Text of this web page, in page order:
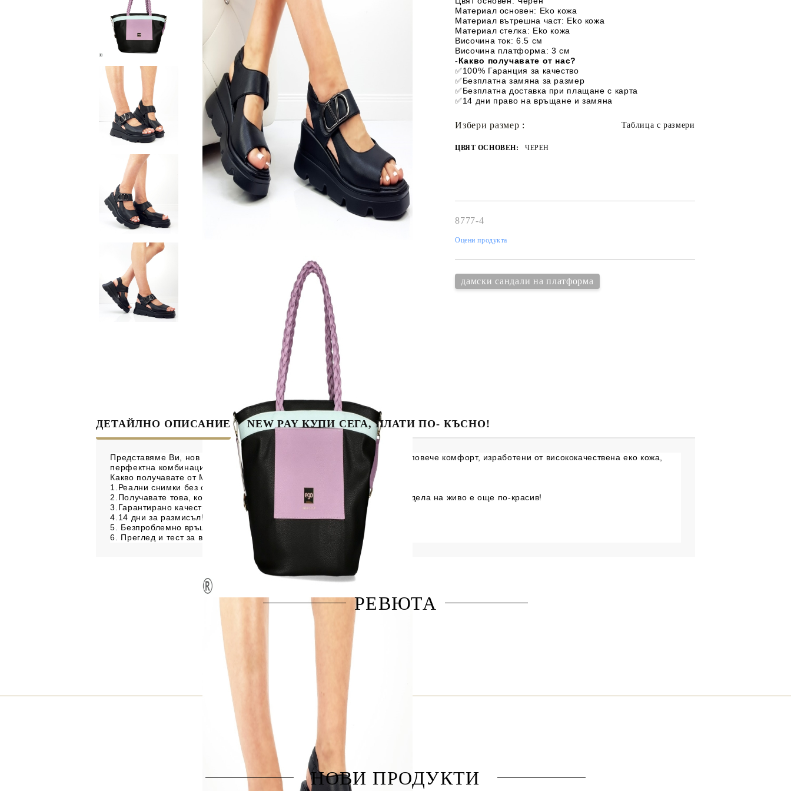
Домашни чехли
Материал основен: Еko кожа
Материал вътрешна част: Еko кожа
Материал стелка: Еko кожа
Височина ток: 6.5 см
Височина платформа: 3 см
-Какво получавате от нас?
✅100% Гаранция за качество
✅Безплатна замяна за размер
✅Безплатна доставка при плащане с карта
✅14 дни право на връщане и замяна
Избери размер : Таблица с размери
ЦВЯТ ОСНОВЕН: ЧЕРЕН
8777-4
Оцени продукта
дамски сандали на платформа
ДЕТАЙЛНО ОПИСАНИЕ NEW PAY КУПИ СЕГА, ПЛАТИ ПО- КЪСНО!
Представяме Ви, нов модел дамски сандали на средна платформа за повече комфорт, изработени от висококачествена еко кожа,
перфектна комбинация от стил и качество произведени в Полша.
Какво получавате от Morani?
1.Реални снимки без обработване!
2.Получавате това, което виждате на снимката, гарантираме Ви, че модела на живо е още по-красив!
3.Гарантирано качество!
4.14 дни за размисъл!
5. Безпроблемно връщане и замяна!
6. Преглед и тест за всяка поръчка!
РЕВЮТА
НОВИ ПРОДУКТИ